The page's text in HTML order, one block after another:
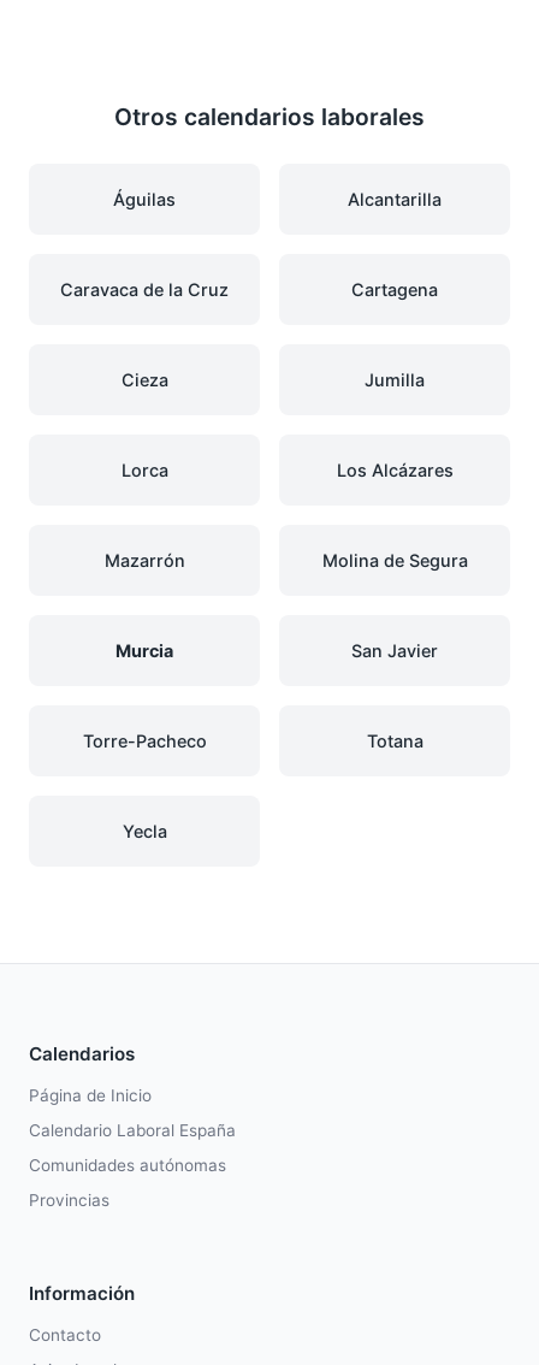
Otros calendarios laborales
Águilas Alcantarilla
Caravaca de la Cruz Cartagena
Cieza Jumilla
Lorca Los Alcázares
Mazarrón Molina de Segura
Murcia San Javier
Torre-Pacheco Totana
Yecla
Calendarios
Página de Inicio
Calendario Laboral España
Comunidades autónomas
Provincias
Información
Contacto